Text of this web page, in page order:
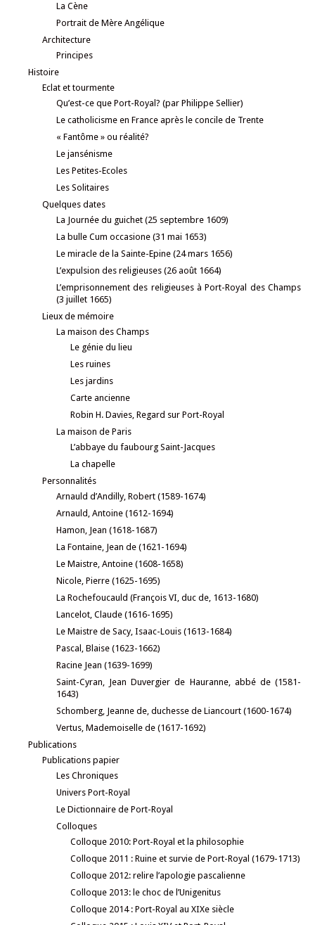
La Cène
Portrait de Mère Angélique
Architecture
Principes
Histoire
Eclat et tourmente
Qu’est-ce que Port-Royal? (par Philippe Sellier)
Le catholicisme en France après le concile de Trente
« Fantôme » ou réalité?
Le jansénisme
Les Petites-Ecoles
Les Solitaires
Quelques dates
La Journée du guichet (25 septembre 1609)
La bulle Cum occasione (31 mai 1653)
Le miracle de la Sainte-Epine (24 mars 1656)
L’expulsion des religieuses (26 août 1664)
L’emprisonnement des religieuses à Port-Royal des Champs
(3 juillet 1665)
Lieux de mémoire
La maison des Champs
Le génie du lieu
Les ruines
Les jardins
Carte ancienne
Robin H. Davies, Regard sur Port-Royal
La maison de Paris
L’abbaye du faubourg Saint-Jacques
La chapelle
Personnalités
Arnauld d’Andilly, Robert (1589-1674)
Arnauld, Antoine (1612-1694)
Hamon, Jean (1618-1687)
La Fontaine, Jean de (1621-1694)
Le Maistre, Antoine (1608-1658)
Nicole, Pierre (1625-1695)
La Rochefoucauld (François VI, duc de, 1613-1680)
Lancelot, Claude (1616-1695)
Le Maistre de Sacy, Isaac-Louis (1613-1684)
Pascal, Blaise (1623-1662)
Racine Jean (1639-1699)
Saint-Cyran, Jean Duvergier de Hauranne, abbé de (1581-
1643)
Schomberg, Jeanne de, duchesse de Liancourt (1600-1674)
Vertus, Mademoiselle de (1617-1692)
Publications
Publications papier
Les Chroniques
Univers Port-Royal
Le Dictionnaire de Port-Royal
Colloques
Colloque 2010: Port-Royal et la philosophie
Colloque 2011 : Ruine et survie de Port-Royal (1679-1713)
Colloque 2012: relire l’apologie pascalienne
Colloque 2013: le choc de l’Unigenitus
Colloque 2014 : Port-Royal au XIXe siècle